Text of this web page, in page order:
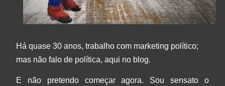
Há quase 30 anos, trabalho com marketing político;
mas não falo de política, aqui no blog.
E não pretendo começar agora. Sou sensato o